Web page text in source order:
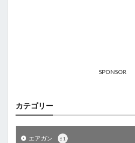
SPONSOR
カテゴリー
エアガン 61